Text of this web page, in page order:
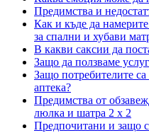
Предимства и
Как и къде да
за спални и хубави
В какви саксии да
Защо да ползваме
Защо потребителите
аптека?
Предимства от
люлка и шатра 2 х 2
Предпочитани и защо